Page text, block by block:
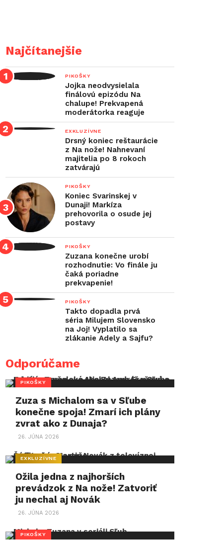
Najčítanejšie
PIKOŠKY
Jojka neodvysielala
finálovú epizódu Na
chalupe! Prekvapená
moderátorka reaguje
EXKLUZÍVNE
Drsný koniec reštaurácie
z Na nože! Nahnevaní
majitelia po 8 rokoch
zatvárajú
PIKOŠKY
Koniec Svarinskej v
Dunaji! Markíza
prehovorila o osude jej
postavy
PIKOŠKY
Zuzana konečne urobí
rozhodnutie: Vo finále ju
čaká poriadne
prekvapenie!
PIKOŠKY
Takto dopadla prvá
séria Milujem Slovensko
na Joj! Vyplatilo sa
zlákanie Adely a Sajfu?
Odporúčame
PIKOŠKY
Zuza s Michalom sa v Sľube
konečne spoja! Zmarí ich plány
zvrat ako z Dunaja?
26. JÚNA 2026
EXKLUZÍVNE
Ožila jedna z najhorších
prevádzok z Na nože! Zatvoriť
ju nechal aj Novák
26. JÚNA 2026
PIKOŠKY